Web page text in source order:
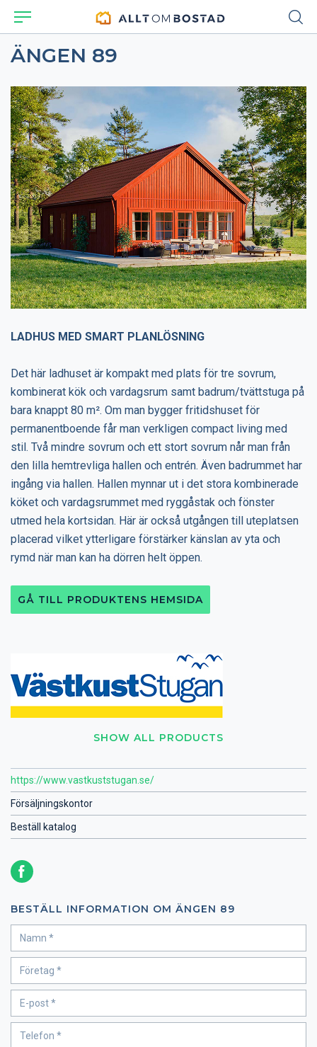
ÄNGEN 89
SHOW ALL PRODUCTS
https://www.vastkuststugan.se/
Försäljningskontor
Beställ katalog
BESTÄLL INFORMATION OM ÄNGEN 89
LADHUS MED SMART PLANLÖSNING
Det här ladhuset är kompakt med plats för tre sovrum,
kombinerat kök och vardagsrum samt badrum/tvättstuga på
bara knappt 80 m². Om man bygger fritidshuset för
permanentboende får man verkligen compact living med
stil. Två mindre sovrum och ett stort sovrum når man från
den lilla hemtrevliga hallen och entrén. Även badrummet har
ingång via hallen. Hallen mynnar ut i det stora kombinerade
köket och vardagsrummet med ryggåstak och fönster
utmed hela kortsidan. Här är också utgången till uteplatsen
placerad vilket ytterligare förstärker känslan av yta och
rymd när man kan ha dörren helt öppen.
GÅ TILL PRODUKTENS HEMSIDA